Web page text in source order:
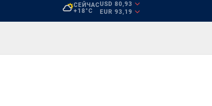
СЕЙЧАС
+18°C
USD 80,93
EUR 93,19